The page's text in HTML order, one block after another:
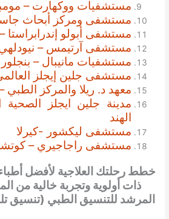
مستشفيات ووكهارت –
مستشفى ومركز أبحاث
مستشفى أبولو إندرابراستا
مستشفى آرتيمس –
مستشفيات مانيبال –
مستشفى جلين إيجلز
معهد د. ريلا والمركز الطبي
مدينة جلين ايجلز الصحية
الهند
مستشفى ليكشور -كيرلا
مستشفى راجاجيري –
خطط رحلتك العلاجية لأفضل
ذات أولوية وتجربة خالية من
المرشد للتنسيق الطبي (تنسيق